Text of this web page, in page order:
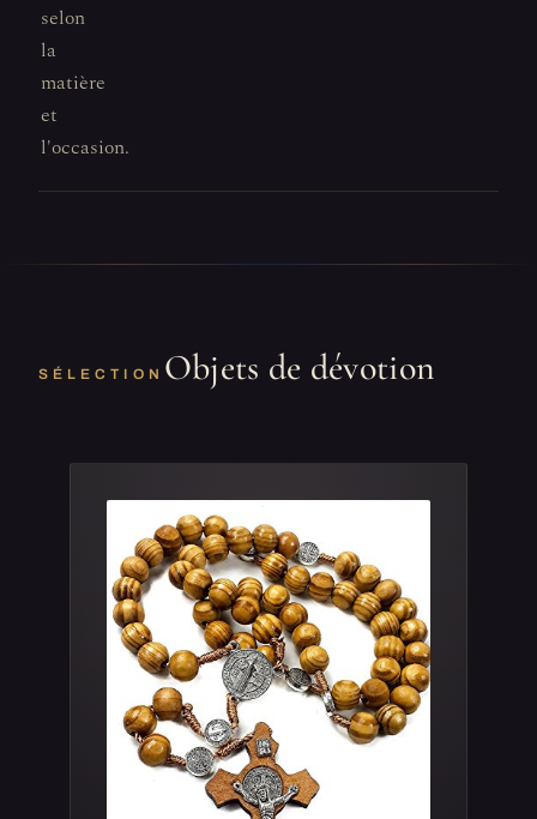
selon
la
matière
et
l'occasion.
SÉLECTION Objets de dévotion